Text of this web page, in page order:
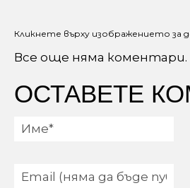
Кликнете върху изображението за
Все още няма коментари.
ОСТАВЕТЕ